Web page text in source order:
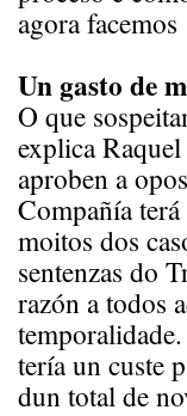
agora
Un gasto de
O que
explica
aproben a
Compañía
moitos dos
sentenzas do
razón a todos
tería un custe
dun total de